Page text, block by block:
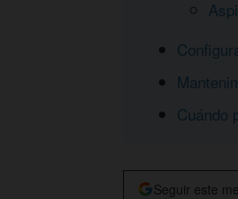
Cuándo
Seguir este